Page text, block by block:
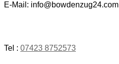
E-Mail: info@bowdenzug24.com
Tel : 07423 8752573